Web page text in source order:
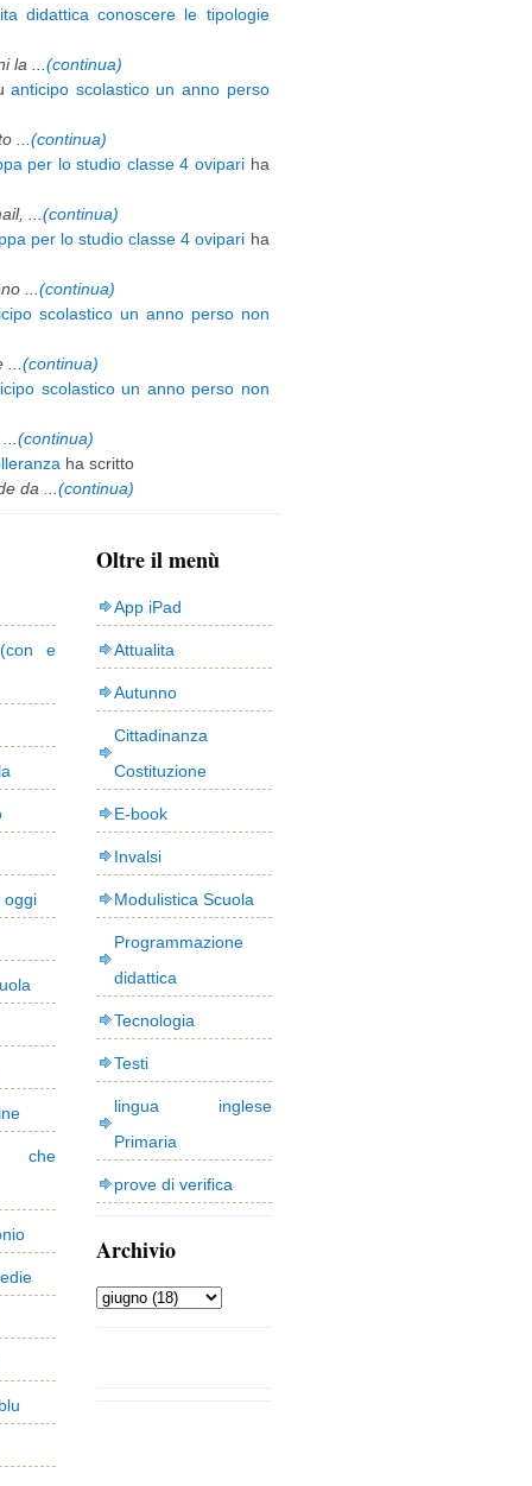
didattica conoscere le tipologie
la ... (continua)
anticipo scolastico un anno perso
... (continua)
per lo studio classe 4 ovipariha
... (continua)
per lo studio classe 4 ovipari ha
... (continua)
scolastico un anno perso non
(continua)
scolastico un anno perso non
(continua)
ha scritto
da ... (continua)
e
oggi
che
Oltre il menù
App iPad
Attualita
Autunno
Cittadinanza
Costituzione
E-book
Invalsi
Modulistica Scuola
Programmazione
didattica
Tecnologia
Testi
lingua inglese
Primaria
prove di verifica
Archivio